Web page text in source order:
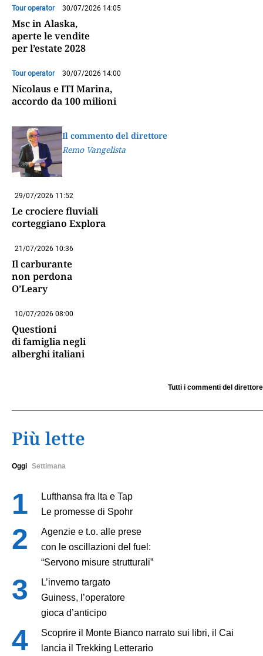
Tour operator 30/07/2026 14:05
Msc in Alaska,
aperte le vendite
per l’estate 2028
Tour operator 30/07/2026 14:00
Nicolaus e ITI Marina,
accordo da 100 milioni
Il commento del direttore
Remo Vangelista
29/07/2026 11:52
Le crociere fluviali
corteggiano Explora
21/07/2026 10:36
Il carburante
non perdona
O’Leary
10/07/2026 08:00
Questioni
di famiglia negli
alberghi italiani
Tutti i commenti del direttore
Più lette
Oggi Settimana
Lufthansa fra Ita e Tap
Le promesse di Spohr
Agenzie e t.o. alle prese
con le oscillazioni del fuel:
“Servono misure strutturali”
L’inverno targato
Guiness, l’operatore
gioca d’anticipo
Scoprire il Monte Bianco narrato sui libri, il Cai
lancia il Trekking Letterario